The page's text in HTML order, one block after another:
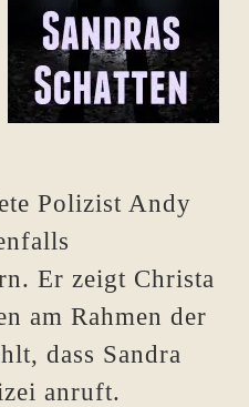
Polizist Andy
Er zeigt Christa
am Rahmen der
dass Sandra
anruft.